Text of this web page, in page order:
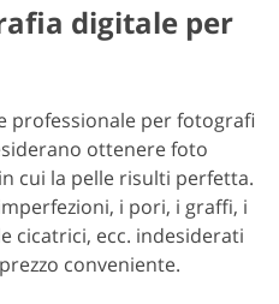
digitale per
professionale per fotografi
ottenere foto
cui la pelle risulti perfetta.
i pori, i graffi, i
cicatrici, ecc. indesiderati
conveniente.